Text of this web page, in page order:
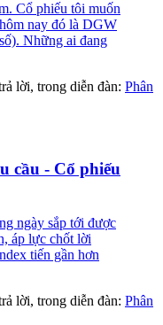
Cổ phiếu tôi muốn
nay đó là DGW
Những ai đang
lời, trong diễn đàn: Phân
cầu - Cổ phiếu
ngày sắp tới được
áp lực chốt lời
tiến gần hơn
lời, trong diễn đàn: Phân